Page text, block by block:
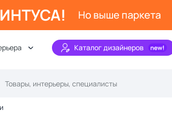
Но выше паркета
Каталог дизайнеров